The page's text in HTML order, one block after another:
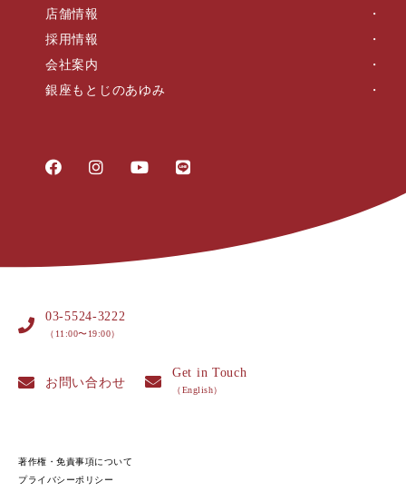
店舗情報
採用情報
会社案内
銀座もとじのあゆみ
03-5524-3222
（11:00〜19:00）
お問い合わせ
Get in Touch
（English）
著作権・免責事項について
プライバシーポリシー